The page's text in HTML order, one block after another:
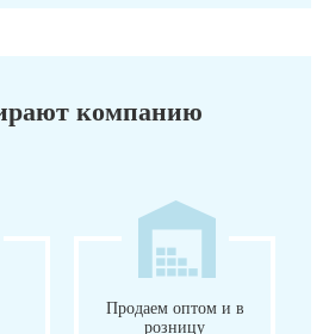
компанию
Продаем оптом и в
розницу